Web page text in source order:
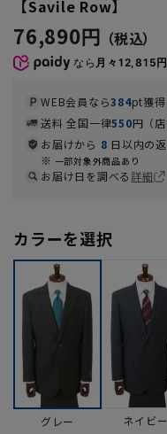
【Savile Row】
76,890円
なら 月々12,815
WEB会員なら384pt獲得
送料 全国一律550円（
お届けから 8 日以内の
一部対象外商品あり
お届け日を調べる詳細
カラーを選択
グレー ネイビー